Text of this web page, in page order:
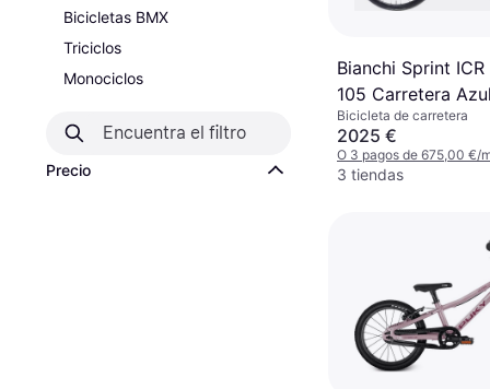
Bicicletas BMX
Triciclos
Monociclos
Precio
Bianchi Sprint
105 Carretera
Bicicleta de carretera
2025 €
O 3 pagos de 675,00 €/
3 tiendas